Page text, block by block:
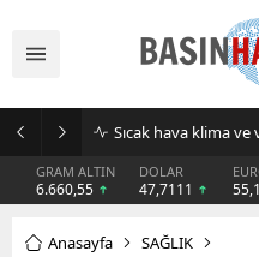
Sıcak hava klima ve
GRAM ALTIN
6.660,55
DOLAR
47,7111
Anasayfa
SAĞLIK